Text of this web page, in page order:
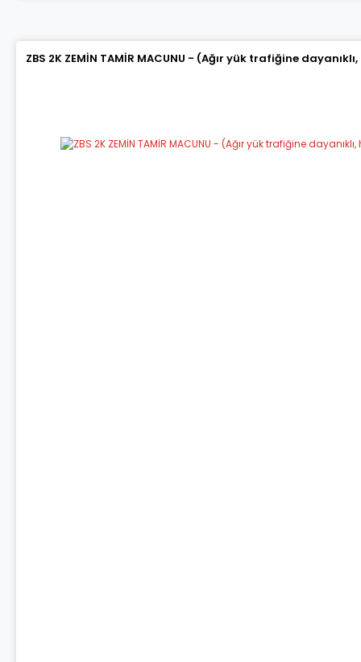
ZBS 2K ZEMİN TAMİR MACUNU - (Ağır yük trafiğine